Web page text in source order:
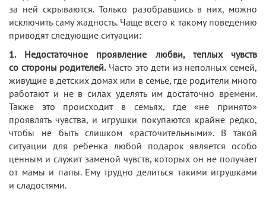
за ней скрываются. Только разобравшись в них, можно
исключить саму жадность. Чаще всего к такому поведению
приводят следующие ситуации:
1.
Недостаточное проявление любви, теплых чувств
со стороны родителей. Часто это дети из неполных семей,
живущие в детских домах или в семье, где родители много
работают и не в силах уделять им достаточно времени.
Также это происходит в семьях, где «не принято»
проявлять чувства, и игрушки покупаются крайне редко,
чтобы не быть слишком «расточительными». В такой
ситуации для ребенка любой подарок является особо
ценным и служит заменой чувств, которых он не получает
от мамы и папы. Ему трудно делиться такими игрушками
и сладостями.